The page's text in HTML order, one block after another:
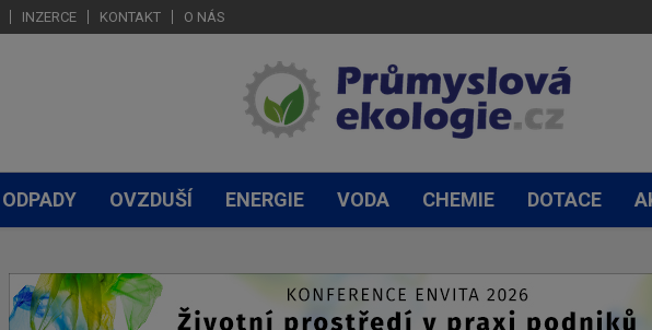
INZERCE KONTAKT O NÁS
ODPADY OVZDUŠÍ ENERGIE VODA CHEMIE DOTACE